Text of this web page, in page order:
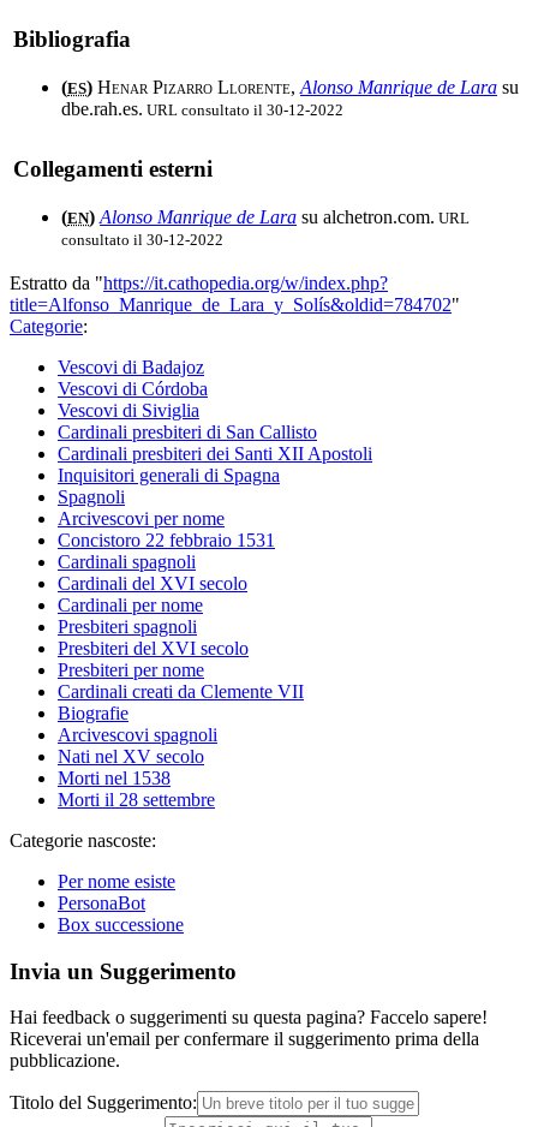
Bibliografia
(ES) Henar Pizarro Llorente, Alonso Manrique de Lara su
dbe.rah.es. URL consultato il 30-12-2022
Collegamenti esterni
(EN) Alonso Manrique de Lara su alchetron.com. URL
consultato il 30-12-2022
Estratto da "https://it.cathopedia.org/w/index.php?
title=Alfonso_Manrique_de_Lara_y_Solís&oldid=784702"
Categorie:
Vescovi di Badajoz
Vescovi di Córdoba
Vescovi di Siviglia
Cardinali presbiteri di San Callisto
Cardinali presbiteri dei Santi XII Apostoli
Inquisitori generali di Spagna
Spagnoli
Arcivescovi per nome
Concistoro 22 febbraio 1531
Cardinali spagnoli
Cardinali del XVI secolo
Cardinali per nome
Presbiteri spagnoli
Presbiteri del XVI secolo
Presbiteri per nome
Cardinali creati da Clemente VII
Biografie
Arcivescovi spagnoli
Nati nel XV secolo
Morti nel 1538
Morti il 28 settembre
Categorie nascoste:
Per nome esiste
PersonaBot
Box successione
Invia un Suggerimento
Hai feedback o suggerimenti su questa pagina? Faccelo sapere!
Riceverai un'email per confermare il suggerimento prima della
pubblicazione.
Titolo del Suggerimento: